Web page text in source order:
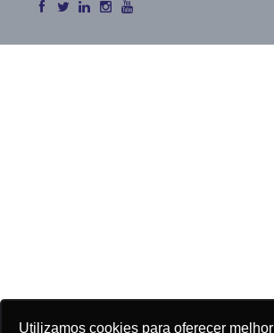
Utilizamos cookies para oferecer melhor